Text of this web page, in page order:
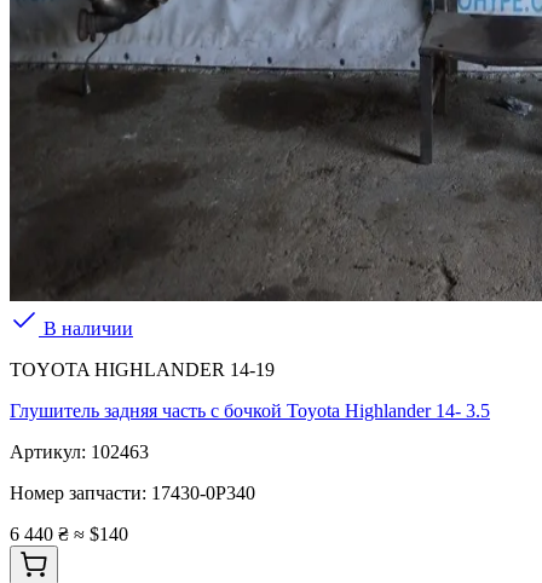
В наличии
TOYOTA HIGHLANDER 14-19
Глушитель задняя часть с бочкой Toyota Highlander 14- 3.5
Артикул: 102463
Номер запчасти: 17430-0P340
6 440 ₴ ≈ $140